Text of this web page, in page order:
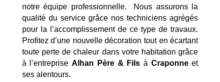
notre équipe professionnelle. Nous assurons la
qualité du service grâce nos techniciens agrégés
pour la l’accomplissement de ce type de travaux.
Profitez d’une nouvelle décoration tout en écartant
toute perte de chaleur dans votre habitation grâce
à l’entrepriseAlhan Père & Fils à Craponneet
ses alentours.